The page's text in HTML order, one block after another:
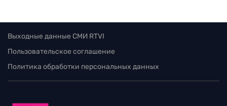
Выходные данные СМИ RTVI
Пользовательское соглашение
Политика обработки персональных данных